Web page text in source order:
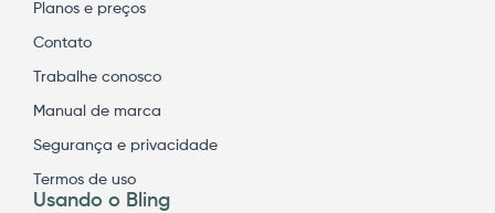
Planos e preços
Contato
Trabalhe conosco
Manual de marca
Segurança e privacidade
Termos de uso
Usando o Bling